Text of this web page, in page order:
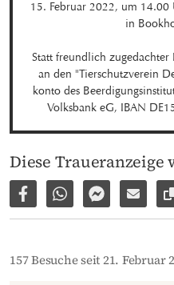
15. Februar 2022, um
in
Statt freundlich
an den "Tierschutzverein
konto des
Volksbank eG, IBAN
Diese
Auf Facebook teilen
Per WhatsApp
Per Per E-
157 Besuche seit 21. Februar